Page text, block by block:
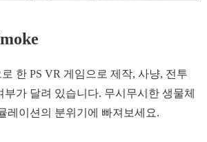
한 PS VR 게임으로 제작, 사냥, 전투
부가 달려 있습니다. 무시무시한 생물체
레이션의 분위기에 빠져보세요.